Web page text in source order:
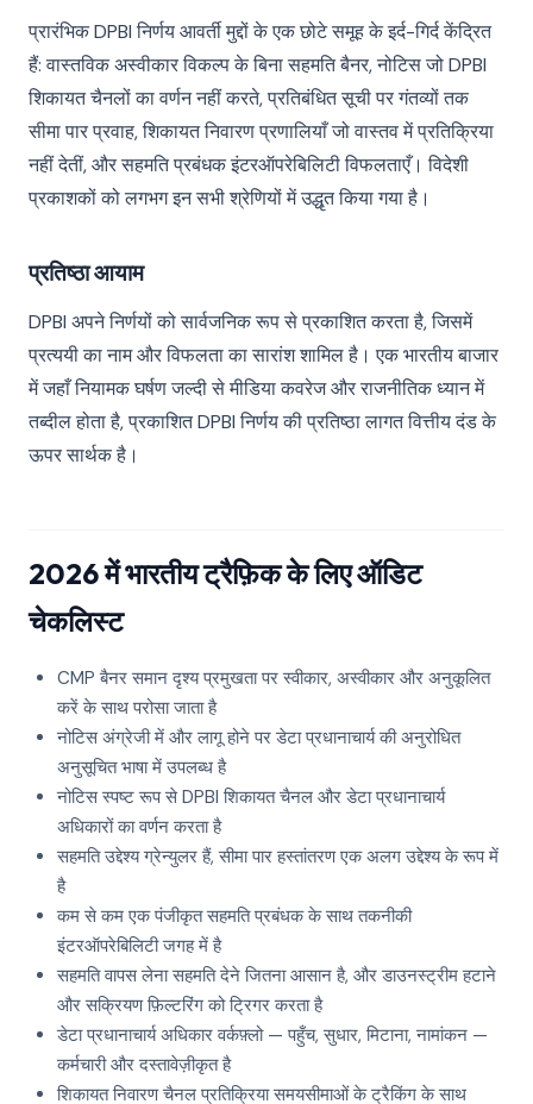
प्रारंभिक DPBI निर्णय आवर्ती मुद्दों के एक छोटे समूह के इर्द-गिर्द केंद्रित
हैं: वास्तविक अस्वीकार विकल्प के बिना सहमति बैनर, नोटिस जो DPBI
शिकायत चैनलों का वर्णन नहीं करते, प्रतिबंधित सूची पर गंतव्यों तक
सीमा पार प्रवाह, शिकायत निवारण प्रणालियाँ जो वास्तव में प्रतिक्रिया
नहीं देतीं, और सहमति प्रबंधक इंटरऑपरेबिलिटी विफलताएँ। विदेशी
प्रकाशकों को लगभग इन सभी श्रेणियों में उद्धृत किया गया है।
प्रतिष्ठा आयाम
DPBI अपने निर्णयों को सार्वजनिक रूप से प्रकाशित करता है, जिसमें
प्रत्ययी का नाम और विफलता का सारांश शामिल है। एक भारतीय बाजार
में जहाँ नियामक घर्षण जल्दी से मीडिया कवरेज और राजनीतिक ध्यान में
तब्दील होता है, प्रकाशित DPBI निर्णय की प्रतिष्ठा लागत वित्तीय दंड के
ऊपर सार्थक है।
2026 में भारतीय ट्रैफ़िक के लिए ऑडिट
चेकलिस्ट
CMP बैनर समान दृश्य प्रमुखता पर स्वीकार, अस्वीकार और अनुकूलित
करें के साथ परोसा जाता है
नोटिस अंग्रेजी में और लागू होने पर डेटा प्रधानाचार्य की अनुरोधित
अनुसूचित भाषा में उपलब्ध है
नोटिस स्पष्ट रूप से DPBI शिकायत चैनल और डेटा प्रधानाचार्य
अधिकारों का वर्णन करता है
सहमति उद्देश्य ग्रेन्युलर हैं, सीमा पार हस्तांतरण एक अलग उद्देश्य के रूप में
है
कम से कम एक पंजीकृत सहमति प्रबंधक के साथ तकनीकी
इंटरऑपरेबिलिटी जगह में है
सहमति वापस लेना सहमति देने जितना आसान है, और डाउनस्ट्रीम हटाने
और सक्रियण फ़िल्टरिंग को ट्रिगर करता है
डेटा प्रधानाचार्य अधिकार वर्कफ़्लो — पहुँच, सुधार, मिटाना, नामांकन —
कर्मचारी और दस्तावेज़ीकृत है
शिकायत निवारण चैनल प्रतिक्रिया समयसीमाओं के ट्रैकिंग के साथ